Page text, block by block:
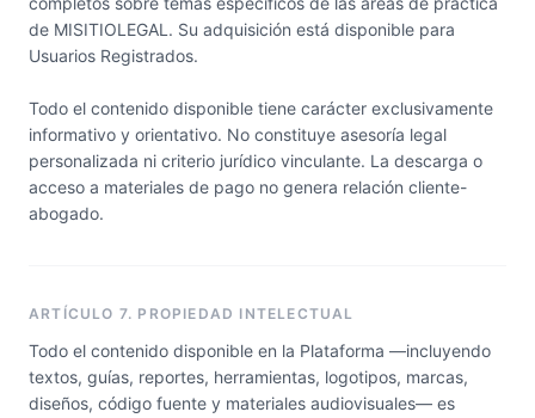
de MISITIOLEGAL. Su adquisición está disponible para
Usuarios Registrados.
Todo el contenido disponible tiene carácter exclusivamente
informativo y orientativo. No constituye asesoría legal
personalizada ni criterio jurídico vinculante. La descarga o
acceso a materiales de pago no genera relación cliente-
abogado.
ARTÍCULO 7. PROPIEDAD INTELECTUAL
Todo el contenido disponible en la Plataforma —incluyendo
textos, guías, reportes, herramientas, logotipos, marcas,
diseños, código fuente y materiales audiovisuales— es